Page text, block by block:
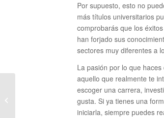
Por supuesto, esto no
más títulos universitarios
comprobarás que los
han forjado sus
sectores muy diferentes a
La pasión por lo que
aquello que realmente te
escoger una carrera,
gusta. Si ya tienes una
iniciarla, siempre puedes
Empatía: Clave para el